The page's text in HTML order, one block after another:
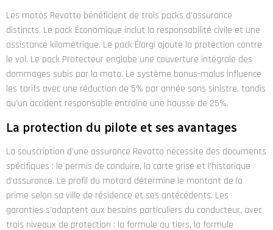
Les motos Revatto bénéficient de trois packs d’assurance
distincts. Le pack Économique inclut la responsabilité civile et une
assistance kilométrique. Le pack Élargi ajoute la protection contre
le vol. Le pack Protecteur englobe une couverture intégrale des
dommages subis par la moto. Le système bonus-malus influence
les tarifs avec une réduction de 5% par année sans sinistre, tandis
qu’un accident responsable entraîne une hausse de 25%.
La protection du pilote et ses avantages
La souscription d’une assurance Revatto nécessite des documents
spécifiques : le permis de conduire, la carte grise et l’historique
d’assurance. Le profil du motard détermine le montant de la
prime selon sa ville de résidence et ses antécédents. Les
garanties s’adaptent aux besoins particuliers du conducteur, avec
trois niveaux de protection : la formule au tiers, la formule